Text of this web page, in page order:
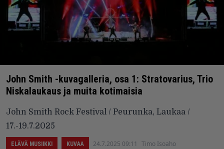
John Smith -kuvagalleria, osa 1: Stratovarius, Trio
Niskalaukaus ja muita kotimaisia
John Smith Rock Festival / Peurunka, Laukaa /
17.-19.7.2025
ELÄVÄ MUSIIKKI KUVAA 24.7.2025 09:11 Timo Isoaho